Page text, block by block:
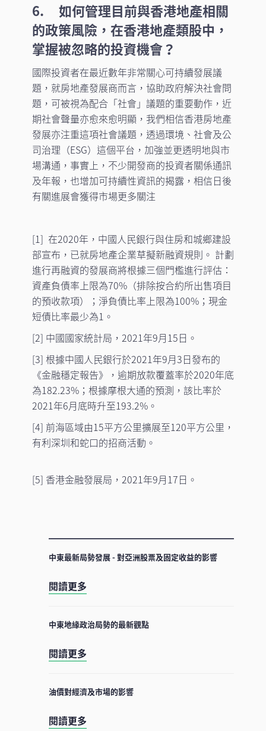
6. 如何管理目前與香港地產相關
的政策風險，在香港地產類股中，
掌握被忽略的投資機會？
國際投資者在最近數年非常關心可持續發展議
題，就房地產發展商而言，協助政府解決社會問
題，可被視為配合「社會」議題的重要動作，近
期社會聲量亦愈來愈明顯，我們相信香港房地產
發展亦注重這項社會議題，透過環境、社會及公
司治理（ESG）這個平台，加強並更透明地與市
場溝通，事實上，不少開發商的投資者關係通訊
及年報，也增加可持續性資訊的揭露，相信日後
有關進展會獲得市場更多關注
[1] 在2020年，中國人民銀行與住房和城鄉建設
部宣布，已就房地產企業草擬新融資規則。 計劃
進行再融資的發展商將根據三個門檻進行評估：
資產負債率上限為70%（排除按合約所出售項目
的預收款項）；淨負債比率上限為100%；現金
短債比率最少為1。
[2] 中國國家統計局，2021年9月15日。
[3] 根據中國人民銀行於2021年9月3日發布的
《金融穩定報告》，逾期放款覆蓋率於2020年底
為182.23%；根據摩根大通的預測，該比率於
2021年6月底時升至193.2%。
[4] 前海區域由15平方公里擴展至120平方公里，
有利深圳和蛇口的招商活動。
[5] 香港金融發展局，2021年9月17日。
中東最新局勢發展 - 對亞洲股票及固定收益的影響
閱讀更多
中東地緣政治局勢的最新觀點
閱讀更多
油價對經濟及市場的影響
閱讀更多